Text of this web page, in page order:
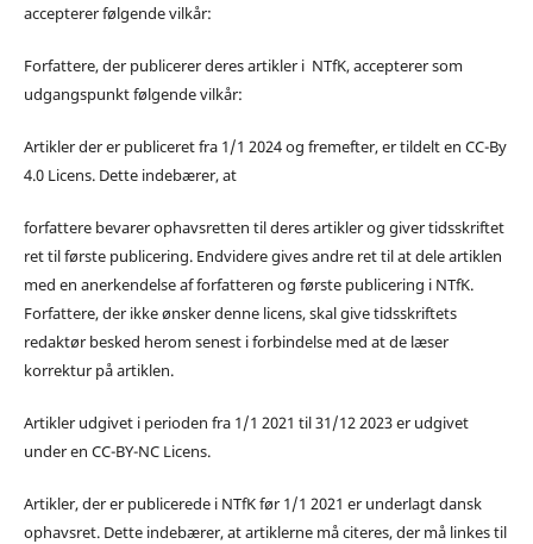
accepterer følgende vilkår:
Forfattere, der publicerer deres artikler i NTfK, accepterer som
udgangspunkt følgende vilkår:
Artikler der er publiceret fra 1/1 2024 og fremefter, er tildelt en CC-By
4.0 Licens. Dette indebærer, at
forfattere bevarer ophavsretten til deres artikler og giver tidsskriftet
ret til første publicering. Endvidere gives andre ret til at dele artiklen
med en anerkendelse af forfatteren og første publicering i NTfK.
Forfattere, der ikke ønsker denne licens, skal give tidsskriftets
redaktør besked herom senest i forbindelse med at de læser
korrektur på artiklen.
Artikler udgivet i perioden fra 1/1 2021 til 31/12 2023 er udgivet
under en CC-BY-NC Licens.
Artikler, der er publicerede i NTfK før 1/1 2021 er underlagt dansk
ophavsret. Dette indebærer, at artiklerne må citeres, der må linkes til